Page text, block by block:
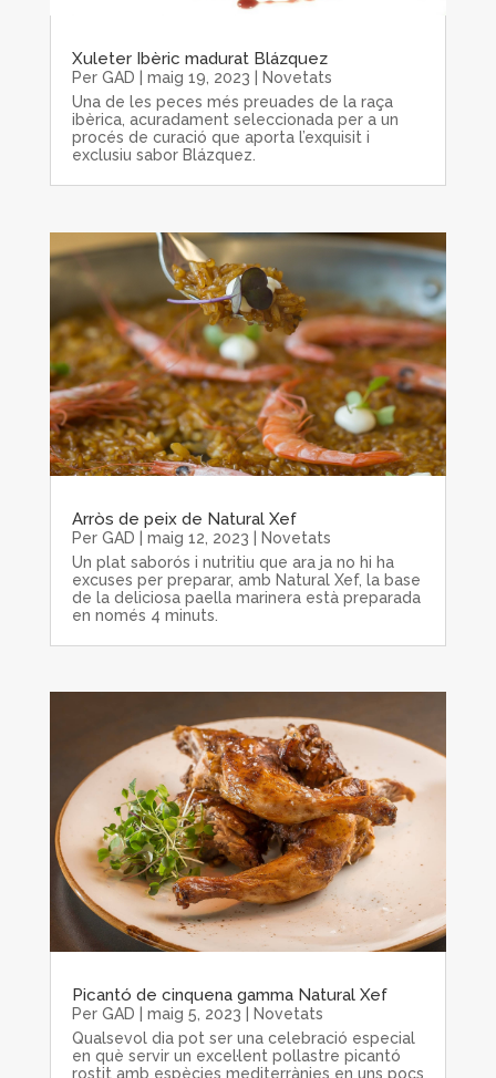
Xuleter Ibèric madurat Blázquez
Per GAD maig 19, 2023
Novetats
Una de les peces més preuades de la raça
ibèrica, acuradament seleccionada per a un
procés de curació que aporta l’exquisit i
exclusiu sabor Blázquez.
Arròs de peix de Natural Xef
Per GAD maig 12, 2023
Novetats
Un plat saborós i nutritiu que ara ja no hi ha
excuses per preparar, amb Natural Xef, la base
de la deliciosa paella marinera està preparada
en només 4 minuts.
Picantó de cinquena gamma Natural Xef
Per GAD | maig 5, 2023 | Novetats
Qualsevol dia pot ser una celebració especial
en què servir un excel·lent pollastre picantó
rostit amb espècies mediterrànies en uns pocs